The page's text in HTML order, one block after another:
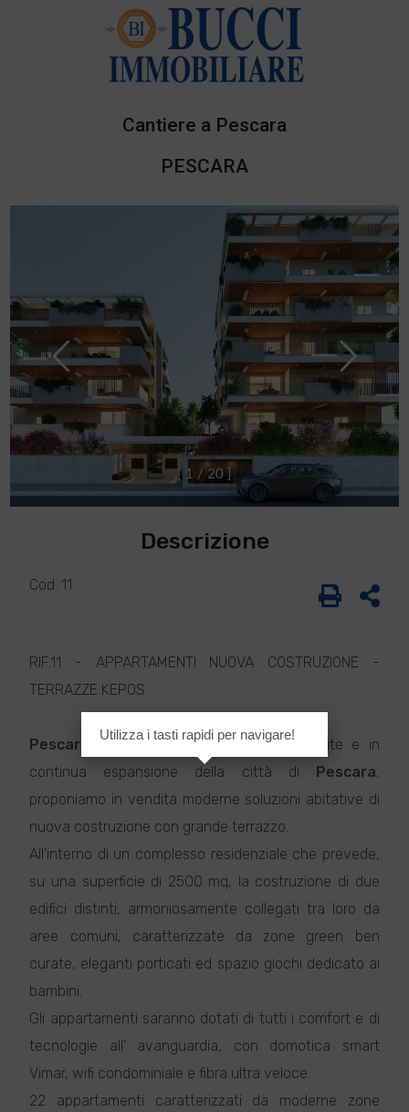
Cantiere a Pescara
PESCARA
[ 1 / 20 ]
Descrizione
Cod. 11
RIF.11 - APPARTAMENTI NUOVA COSTRUZIONE -
TERRAZZE KEPOS
Pescara
Nord, in una delle zone più ambite e in
continua espansione della città di Pescara,
proponiamo in vendita moderne soluzioni abitative di
nuova costruzione con grande terrazzo.
All'interno di un complesso residenziale che prevede,
su una superficie di 2500 mq, la costruzione di due
edifici distinti, armoniosamente collegati tra loro da
aree comuni, caratterizzate da zone green ben
curate, eleganti porticati ed spazio giochi dedicato ai
bambini.
Gli appartamenti saranno dotati di tutti i comfort e di
tecnologie all' avanguardia, con domotica smart
Vimar, wifi condominiale e fibra ultra veloce.
22 appartamenti caratterizzati da moderne zone
Utilizza i tasti rapidi per navigare!